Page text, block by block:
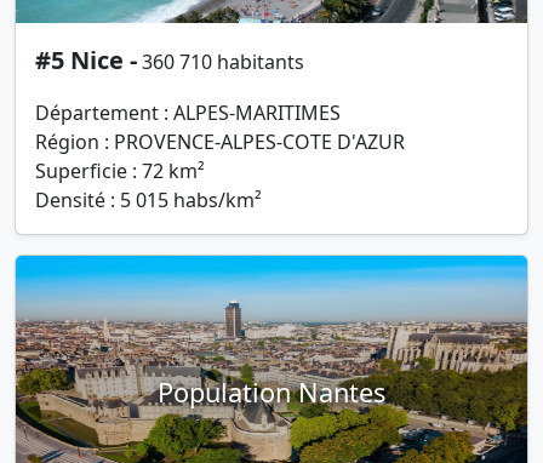
#5 Nice -360 710 habitants
Département : ALPES-MARITIMES
Région : PROVENCE-ALPES-COTE D'AZUR
Superficie : 72 km²
Densité : 5 015 habs/km²
Population Nantes